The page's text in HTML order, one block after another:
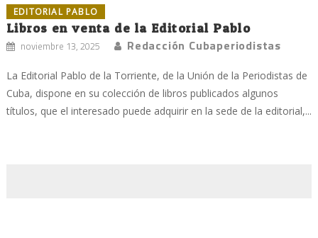
EDITORIAL PABLO
Libros en venta de la Editorial Pablo
noviembre 13, 2025 Redacción Cubaperiodistas
La Editorial Pablo de la Torriente, de la Unión de la Periodistas de
Cuba, dispone en su colección de libros publicados algunos
títulos, que el interesado puede adquirir en la sede de la editorial,...